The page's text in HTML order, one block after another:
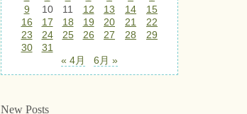
9
10 11 12 13 14
15
16
17 18 19 20 21
22
23
24 25 26 27 28
29
30
31
« 4月
6月 »
New Posts